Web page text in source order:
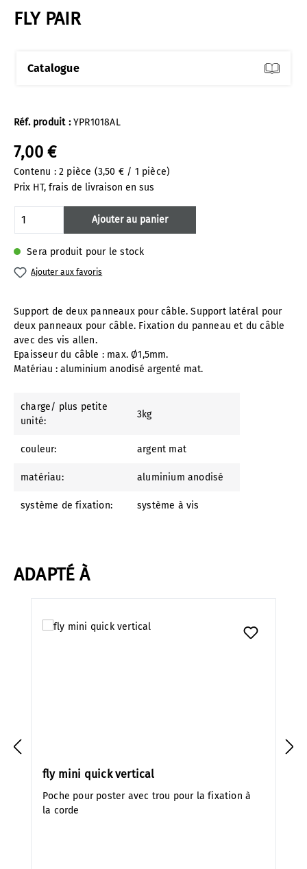
FLY PAIR
Catalogue
Réf. produit :YPR1018AL
7,00 €
Contenu : 2 pièce (3,50 € / 1 pièce)
Prix HT, frais de livraison en sus
Sera produit pour le stock
Quantité de produit : Entrez la quantité
Ajouter au panier
Ajouter aux favoris
Support de deux panneaux pour câble. Support latéral pour
deux panneaux pour câble. Fixation du panneau et du câble
avec des vis allen.
Epaisseur du câble : max. Ø1,5mm.
Matériau : aluminium anodisé argenté mat.
charge/ plus petite
unité:
3kg
couleur: argent mat
matériau: aluminium anodisé
système de fixation: système à vis
ADAPTÉ À
fly mini quick vertical
Poche pour poster avec trou pour la fixation à
la corde